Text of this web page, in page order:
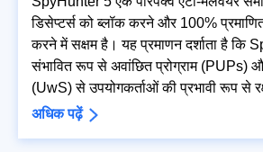
डिसेप्टर्स को ब्लॉक करने और 100%
करने में सक्षम है। यह प्रमाणन दर्शाता है कि
संभावित रूप से अवांछित प्रोग्राम (PUPs)
(UwS) से उपयोगकर्ताओं की प्रभावी रूप से
अधिक पढ़ें